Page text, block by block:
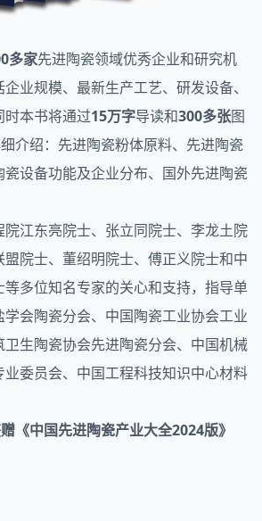
多家先进陶瓷领域优秀企业和研究机
业规模、最新生产工艺、研发设备、
时本书将通过15万字导读和300多张图
介绍：先进陶瓷粉体原料、先进陶瓷
设备功能及企业分布、国外先进陶瓷
江东亮院士、张立同院士、李龙土院
院士、董绍明院士、傅正义院士和中
多位知名专家的关心和支持，指导单
会陶瓷分会、中国陶瓷工业协会工业
生陶瓷协会先进陶瓷分会、中国机械
委员会、中国工程科技知识中心材料
《中国先进陶瓷产业大全2024版》